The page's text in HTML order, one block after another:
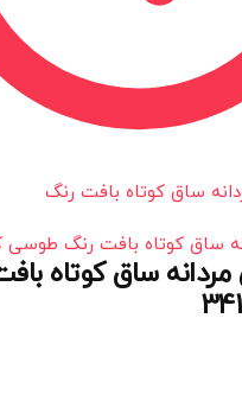
کوتاه بافت رنگ طوسی کد
ساق کوتاه